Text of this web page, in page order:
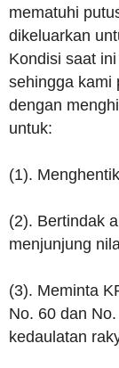
mematuhi
dikeluarkan
Kondisi saat
sehingga kami
dengan
untuk:
(1).
(2). Bertindak
menjunjung
(3). Meminta
No. 60 dan
kedaulatan